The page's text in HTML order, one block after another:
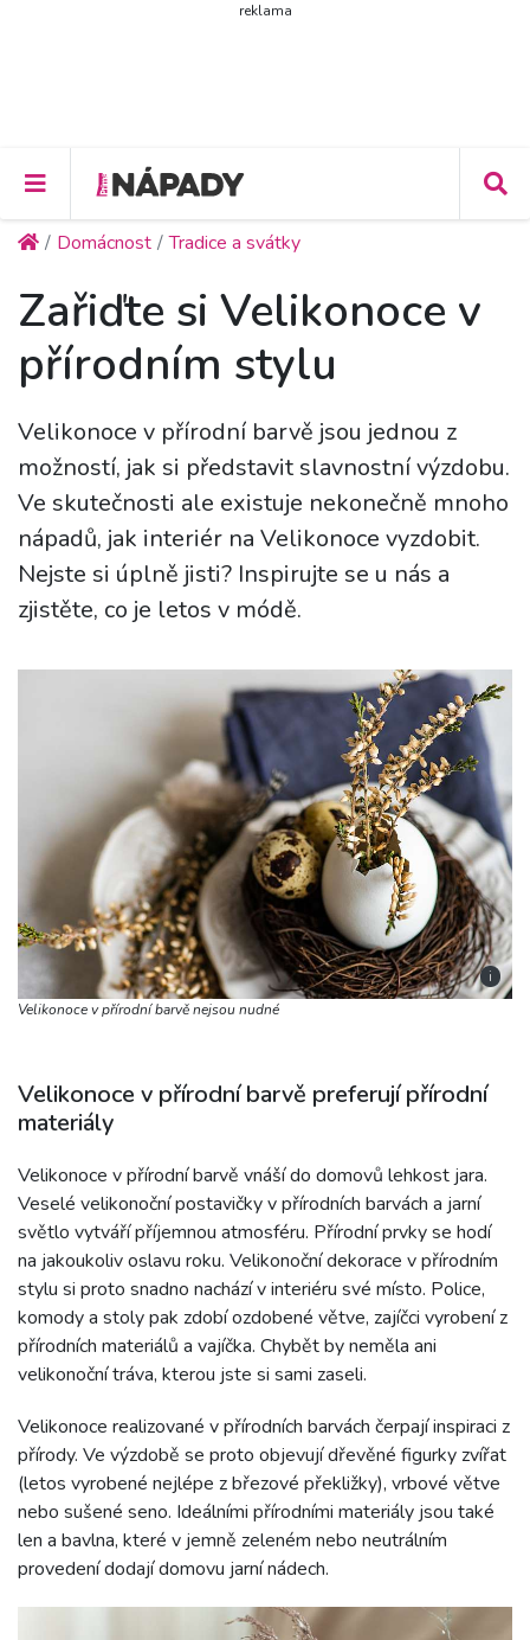
reklama
Domácnost Tradice a svátky
Zařiďte si Velikonoce v
přírodním stylu
Velikonoce v přírodní barvě jsou jednou z
možností, jak si představit slavnostní výzdobu.
Ve skutečnosti ale existuje nekonečně mnoho
nápadů, jak interiér na Velikonoce vyzdobit.
Nejste si úplně jisti? Inspirujte se u nás a
zjistěte, co je letos v módě.
i
Velikonoce v přírodní barvě nejsou nudné
Velikonoce v přírodní barvě preferují přírodní
materiály
Velikonoce v přírodní barvě vnáší do domovů lehkost jara.
Veselé velikonoční postavičky v přírodních barvách a jarní
světlo vytváří příjemnou atmosféru. Přírodní prvky se hodí
na jakoukoliv oslavu roku. Velikonoční dekorace v přírodním
stylu si proto snadno nachází v interiéru své místo. Police,
komody a stoly pak zdobí ozdobené větve, zajíčci vyrobení z
přírodních materiálů a vajíčka. Chybět by neměla ani
velikonoční tráva, kterou jste si sami zaseli.
Velikonoce realizované v přírodních barvách čerpají inspiraci z
přírody. Ve výzdobě se proto objevují dřevěné figurky zvířat
(letos vyrobené nejlépe z březové překližky), vrbové větve
nebo sušené seno. Ideálními přírodními materiály jsou také
len a bavlna, které v jemně zeleném nebo neutrálním
provedení dodají domovu jarní nádech.